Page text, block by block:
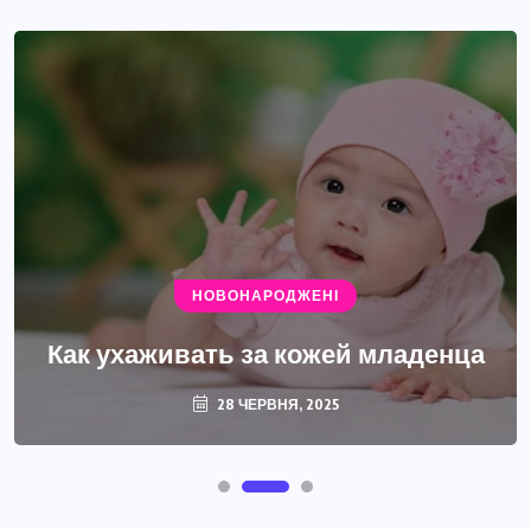
НОВОНАРОДЖЕНІ
Как ухаживать за кожей младенца
28 ЧЕРВНЯ, 2025